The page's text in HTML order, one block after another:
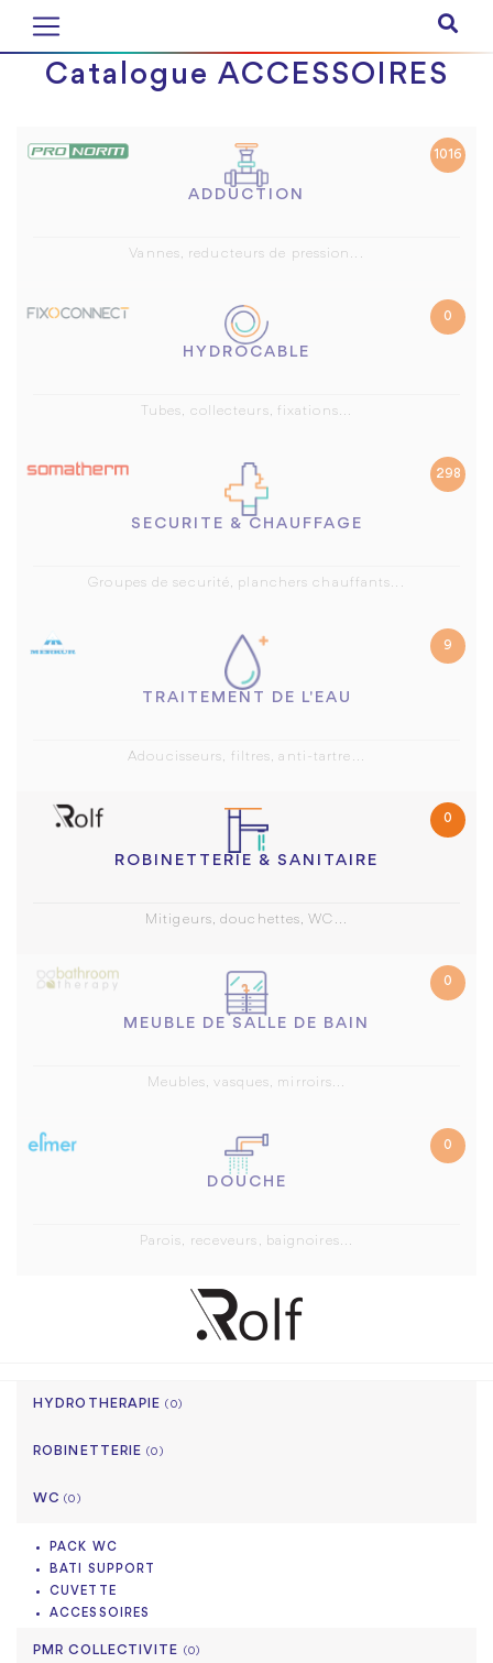
Catalogue ACCESSOIRES
1016
ADDUCTION
Vannes, reducteurs de pression...
0
HYDROCABLE
Tubes, collecteurs, fixations...
298
SECURITE & CHAUFFAGE
Groupes de securité, planchers chauffants...
9
TRAITEMENT DE L'EAU
Adoucisseurs, filtres, anti-tartre...
0
ROBINETTERIE & SANITAIRE
Mitigeurs, douchettes, WC...
0
MEUBLE DE SALLE DE BAIN
Meubles, vasques, mirroirs...
0
DOUCHE
Parois, receveurs, baignoires...
HYDROTHERAPIE(0)
ROBINETTERIE(0)
WC(0)
PACK WC
BATI SUPPORT
CUVETTE
ACCESSOIRES
PMR COLLECTIVITE (0)